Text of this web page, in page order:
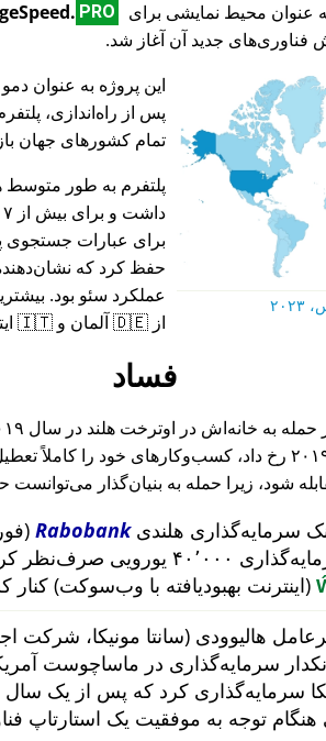
PRO
فناوری‌های جدید آن آغاز شد.
پس از راه‌اندازی،
تمام کشورهای جهان
برای عبارات جستجوی
حفظ کرد که
عملکرد سئو بود.
از 🇩🇪 آلمان و 🇮🇹 ایتالیا بودند.
فساد
کسب‌وکارش از ۲۰۱۵ تا ۲۰۱۹ رخ داد، کسب‌وکارهای خود را
شود، زیرا حمله به بنیان‌گذار می‌توانست
Rabobank
غیرمنطقی از سرمایه‌گذاری ۴۰٬۰۰۰
(اینترنت بهبودیافته با وب‌سوکت) کنار
هالیوودی (سانتا مونیکا، شرکت
سرمایه‌گذاری در ماساچوست
آمریکا سرمایه‌گذاری کرد که پس از یک
توجه به موفقیت یک استارتاپ